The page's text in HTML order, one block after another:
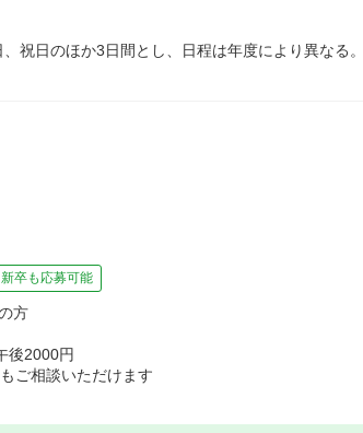
祝日のほか3日間とし、日程は年度により異なる。
新卒も応募可能
方
後2000円
ご相談いただけます